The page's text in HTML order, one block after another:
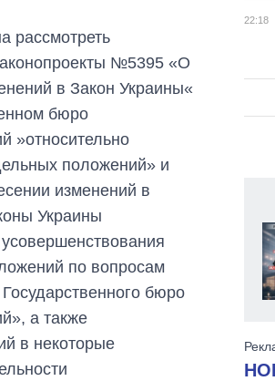
рассмотреть
№5395 «О
в Закон Украины«
бюро
»относительно
положений» и
изменений в
Украины
по вопросам
бюро
а также
в некоторые
22:18
массированных
ударов по Украине
за лето: Киев и
область стали